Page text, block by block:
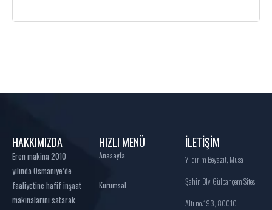
HAKKIMIZDA
Eren makina 2010
yılında Osmaniye’de
faaliyetine hafif inşaat
makinalarını satarak
HIZLI MENÜ
Anasayfa
Kurumsal
İLETİŞİM
Yıldırım Beyazıt, Musa
Şahin Blv. Gülbahçem Sitesi
Altı no:193, 80010